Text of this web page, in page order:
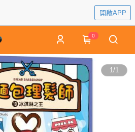
開啟APP
0
1/1